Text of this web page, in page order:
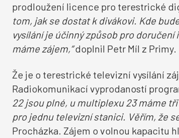
prodloužení licence pro terestrické
tom, jak se dostat k divákovi. Kde
vysílání je účinný způsob pro
máme zájem,“doplnil Petr Míl z Primy.
Že je o terestrické televizní vysílání
Radiokomunikací vyprodaností
22 jsou plné, u multiplexu 23 máme
pro jednu televizní stanici. Věřím, že
Procházka. Zájem o volnou kapacitu